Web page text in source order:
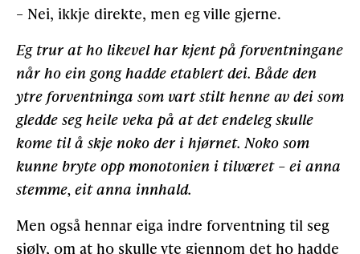
– Nei, ikkje direkte, men eg ville gjerne.
Eg trur at ho likevel har kjent på forventningane
når ho ein gong hadde etablert dei. Både den
ytre forventninga som vart stilt henne av dei som
gledde seg heile veka på at det endeleg skulle
kome til å skje noko der i hjørnet. Noko som
kunne bryte opp monotonien i tilværet – ei anna
stemme, eit anna innhald.
Men også hennar eiga indre forventning til seg
sjølv, om at ho skulle yte gjennom det ho hadde